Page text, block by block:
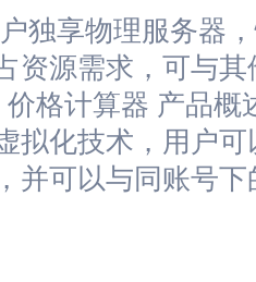
独享物理服务器
资源需求，可与其
格计算器 产品概
拟化技术，用户
并可以与同账号下